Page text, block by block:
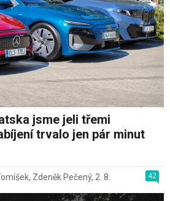
jsme jeli třemi
trvalo jen pár minut
42
, Zdeněk Pečený, 2. 8.